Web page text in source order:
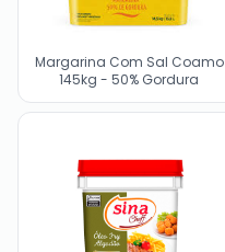
Margarina Com Sal Coamo
145kg - 50% Gordura